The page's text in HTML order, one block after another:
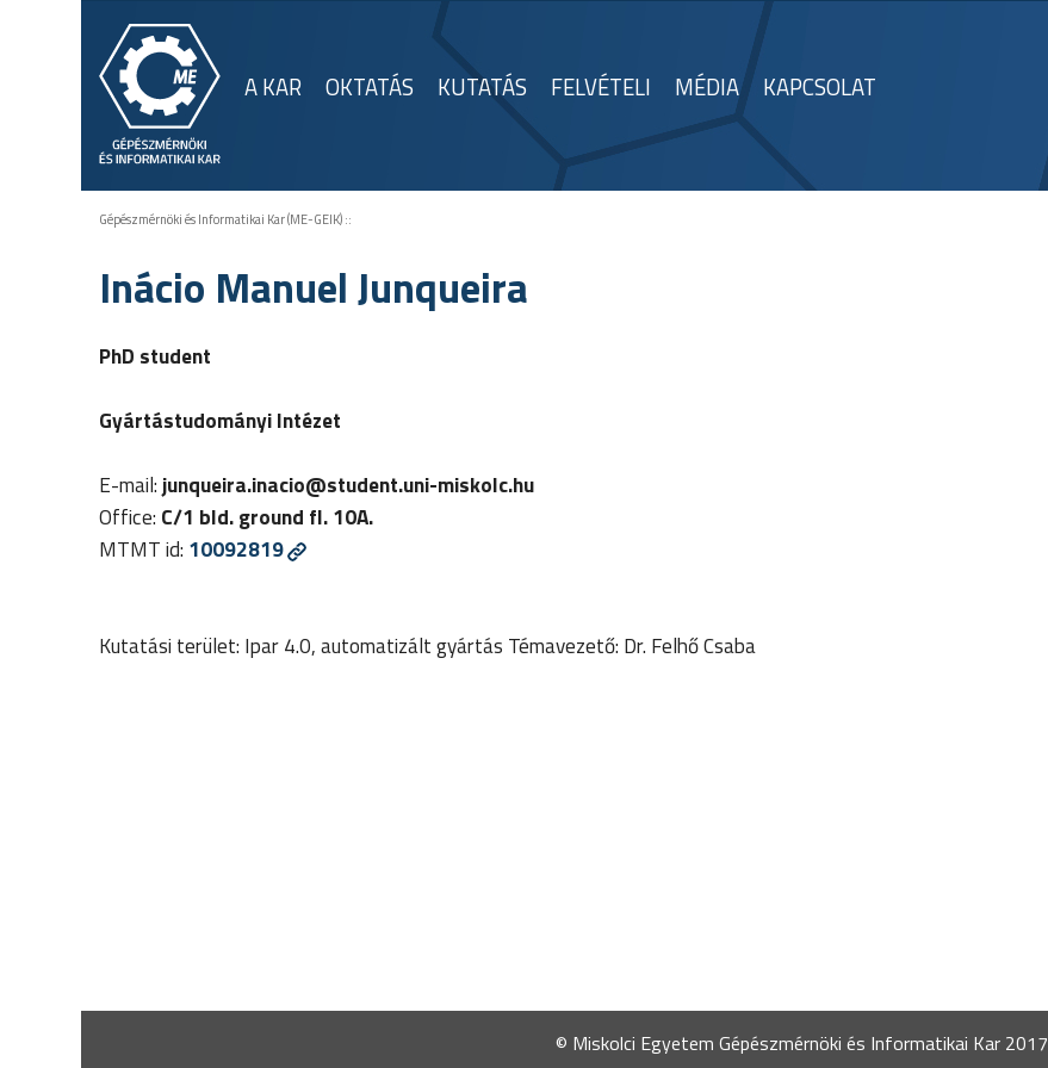
A KAR OKTATÁS KUTATÁS FELVÉTELI MÉDIA KAPCSOLAT
Gépészmérnöki és Informatikai Kar (ME-GEIK)::
Inácio Manuel Junqueira
PhD student
Gyártástudományi Intézet
E-mail:junqueira.inacio@student.uni-miskolc.hu
Office: C/1 bld. ground fl. 10A.
MTMT id: 10092819
Kutatási terület: Ipar 4.0, automatizált gyártás Témavezető: Dr. Felhő Csaba
© Miskolci Egyetem Gépészmérnöki és Informatikai Kar 2017